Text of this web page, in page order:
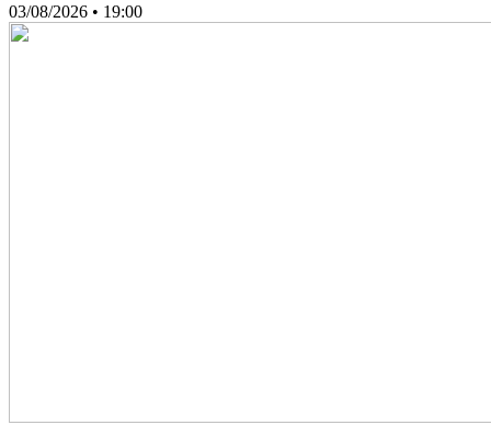
03/08/2026 • 19:00